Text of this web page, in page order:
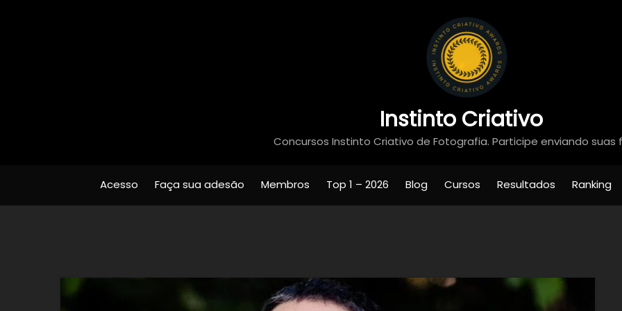
Instinto Criativo
Concursos Instinto Criativo de Fotografia. Participe enviando suas
Acesso Faça sua adesão Membros Top 1 – 2026 Blog Cursos Resultados Ranking